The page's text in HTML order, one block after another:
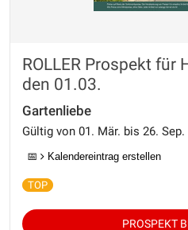
ROLLER Prospekt für
den 01.03.
Gartenliebe
Gültig von 01. Mär. bis 26. Sep.
📅 Kalendereintrag erstellen
PROSPEKT